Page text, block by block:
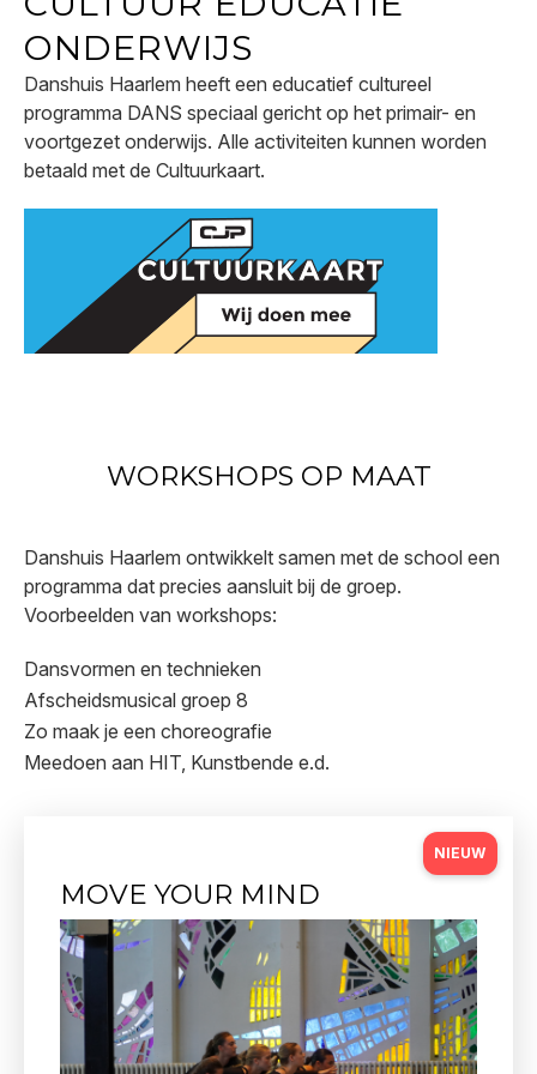
ONDERWIJS
Danshuis Haarlem heeft een educatief cultureel
programma DANS speciaal gericht op het primair- en
voortgezet onderwijs. Alle activiteiten kunnen worden
betaald met de Cultuurkaart.
WORKSHOPS OP MAAT
Danshuis Haarlem ontwikkelt samen met de school een
programma dat precies aansluit bij de groep.
Voorbeelden van workshops:
Dansvormen en technieken
Afscheidsmusical groep 8
Zo maak je een choreografie
Meedoen aan HIT, Kunstbende e.d.
MOVE YOUR MIND
NIEUW